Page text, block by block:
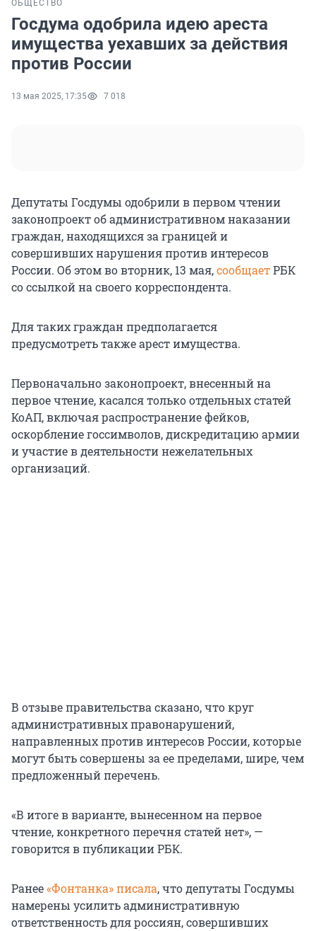
ОБЩЕСТВО
Госдума одобрила идею ареста
имущества уехавших за действия
против России
13 мая 2025, 17:35 7 018
Депутаты Госдумы одобрили в первом чтении
законопроект об административном наказании
граждан, находящихся за границей и
совершивших нарушения против интересов
России. Об этом во вторник, 13 мая,сообщаетРБК
со ссылкой на своего корреспондента.
Для таких граждан предполагается
предусмотреть также арест имущества.
Первоначально законопроект, внесенный на
первое чтение, касался только отдельных статей
КоАП, включая распространение фейков,
оскорбление госсимволов, дискредитацию армии
и участие в деятельности нежелательных
организаций.
В отзыве правительства сказано, что круг
административных правонарушений,
направленных против интересов России, которые
могут быть совершены за ее пределами, шире, чем
предложенный перечень.
«В итоге в варианте, вынесенном на первое
чтение, конкретного перечня статей нет», —
говорится в публикации РБК.
Ранее«Фонтанка» писала, что депутаты Госдумы
намерены усилить административную
ответственность для россиян, совершивших